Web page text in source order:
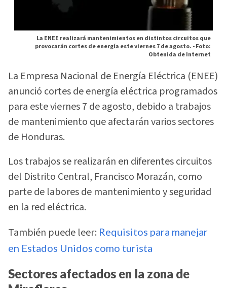
La ENEE realizará mantenimientos en distintos circuitos que
provocarán cortes de energía este viernes 7 de agosto. -Foto:
Obtenida de Internet
La Empresa Nacional de Energía Eléctrica (ENEE)
anunció cortes de energía eléctrica programados
para este viernes 7 de agosto, debido a trabajos
de mantenimiento que afectarán varios sectores
de Honduras.
Los trabajos se realizarán en diferentes circuitos
del Distrito Central, Francisco Morazán, como
parte de labores de mantenimiento y seguridad
en la red eléctrica.
También puede leer: Requisitos para manejar
en Estados Unidos como turista
Sectores afectados en la zona de